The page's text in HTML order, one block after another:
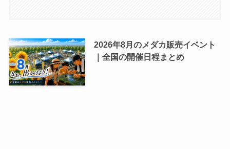
2026年8月のメダカ販売イベント
｜全国の開催日程まとめ